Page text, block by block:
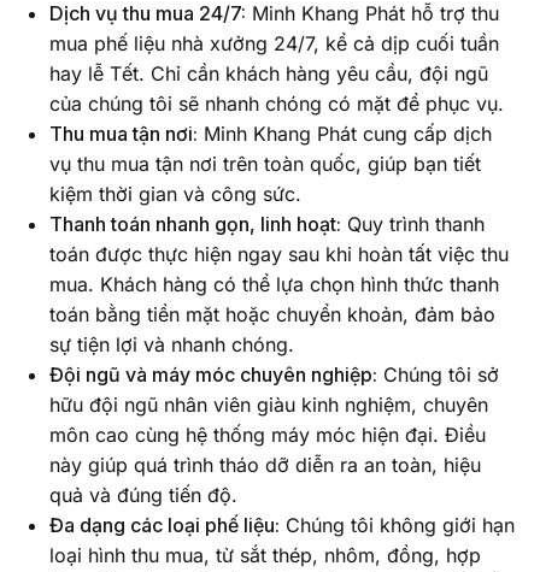
Dịch vụ thu mua 24/7: Minh Khang Phát hỗ trợ thu
mua phế liệu nhà xưởng 24/7, kể cả dịp cuối tuần
hay lễ Tết. Chỉ cần khách hàng yêu cầu, đội ngũ
của chúng tôi sẽ nhanh chóng có mặt để phục vụ.
Thu mua tận nơi: Minh Khang Phát cung cấp dịch
vụ thu mua tận nơi trên toàn quốc, giúp bạn tiết
kiệm thời gian và công sức.
Thanh toán nhanh gọn, linh hoạt: Quy trình thanh
toán được thực hiện ngay sau khi hoàn tất việc thu
mua. Khách hàng có thể lựa chọn hình thức thanh
toán bằng tiền mặt hoặc chuyển khoản, đảm bảo
sự tiện lợi và nhanh chóng.
Đội ngũ và máy móc chuyên nghiệp: Chúng tôi sở
hữu đội ngũ nhân viên giàu kinh nghiệm, chuyên
môn cao cùng hệ thống máy móc hiện đại. Điều
này giúp quá trình tháo dỡ diễn ra an toàn, hiệu
quả và đúng tiến độ.
Đa dạng các loại phế liệu: Chúng tôi không giới hạn
loại hình thu mua, từ sắt thép, nhôm, đồng, hợp